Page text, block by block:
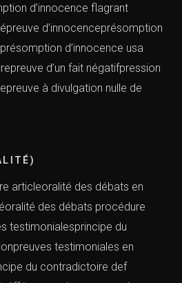
d’innocence flagrant
d’innocenceprésomption
d’innocence usa
d’un fait négatifpression
à divulgation nulle de
articleoralité des débats en
des débats procédure
testimonialesprincipe du
testimoniales en
du contradictoire def